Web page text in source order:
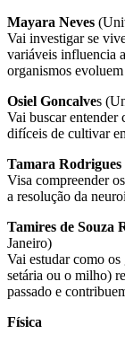
Mayara Neves
Vai investigar se
variáveis influencia
organismos
Osiel Goncalves
Vai buscar entender
difíceis de cultivar
Tamara Rodrigues
Visa compreender
a resolução da
Tamires de Souza
Janeiro)
Vai estudar como os
setária ou o milho)
passado e
Física